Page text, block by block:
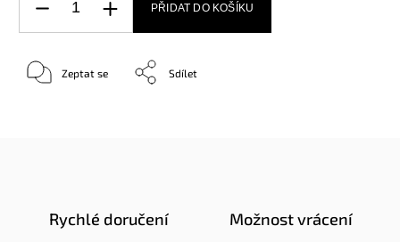
PŘIDAT DO KOŠÍKU
Zeptat se Sdílet
Rychlé doručení Možnost vrácení